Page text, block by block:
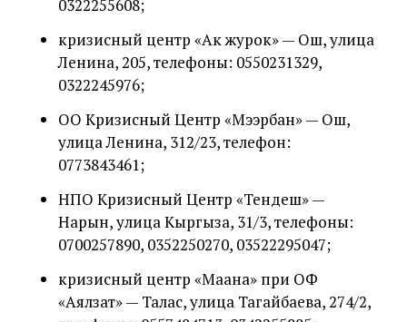
0322255608;
кризисный центр «Ак журок» — Ош, улица
Ленина, 205, телефоны: 0550231329,
0322245976;
ОО Кризисный Центр «Мээрбан» — Ош,
улица Ленина, 312/23, телефон:
0773843461;
НПО Кризисный Центр «Тендеш» —
Нарын, улица Кыргыза, 31/3, телефоны:
0700257890, 0352250270, 03522295047;
кризисный центр «Маана» при ОФ
«Аялзат» — Талас, улица Тагайбаева, 274/2,